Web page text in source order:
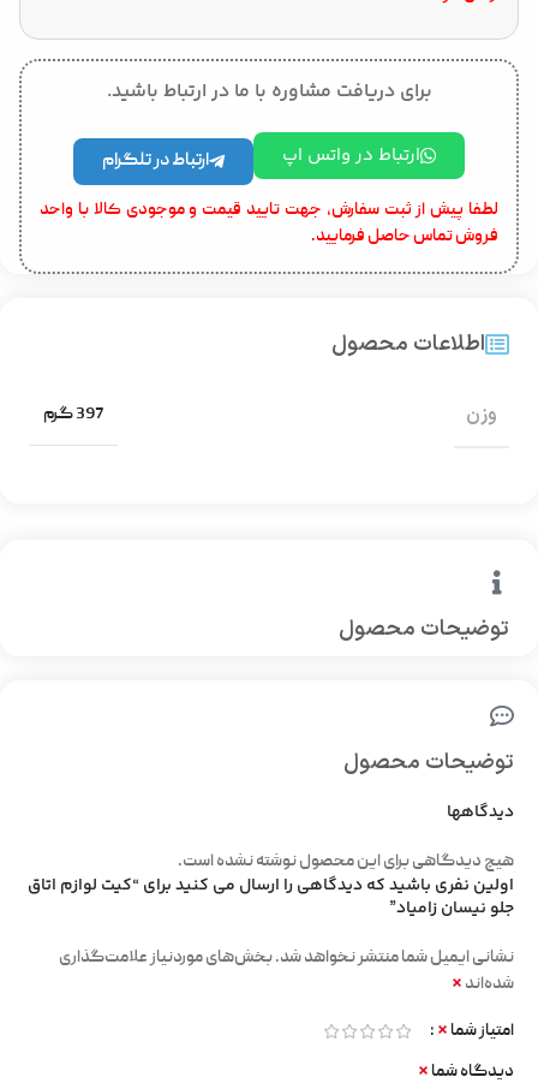
برای دریافت مشاوره با ما در ارتباط باشید.
ارتباط در واتس اپ ارتباط در تلگرام
لطفا پیش از ثبت سفارش، جهت تایید قیمت و موجودی کالا با واحد
فروش تماس حاصل فرمایید.
توضیحات محصول
اطلاعات محصول
وزن 397 گرم
توضیحات محصول
دیدگاهها
هیچ دیدگاهی برای این محصول نوشته نشده است.
اولین نفری باشید که دیدگاهی را ارسال می کنید برای “کیت لوازم اتاق
جلو نیسان زامیاد”
نشانی ایمیل شما منتشر نخواهد شد.بخش‌های موردنیاز علامت‌گذاری
شده‌اند *
امتیاز شما *
دیدگاه شما *